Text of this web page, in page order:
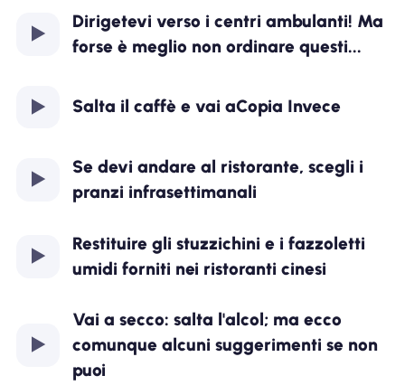
Dirigetevi verso i centri ambulanti! Ma
forse è meglio non ordinare questi...
Salta il caffè e vai aCopia Invece
Se devi andare al ristorante, scegli i
pranzi infrasettimanali
Restituire gli stuzzichini e i fazzoletti
umidi forniti nei ristoranti cinesi
Vai a secco: salta l'alcol; ma ecco
comunque alcuni suggerimenti se non
puoi